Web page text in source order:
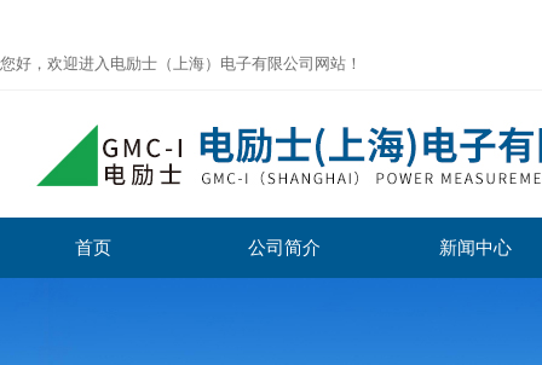
您好，欢迎进入电励士（上海）电子有限公司网站！
首页 公司简介 新闻中心